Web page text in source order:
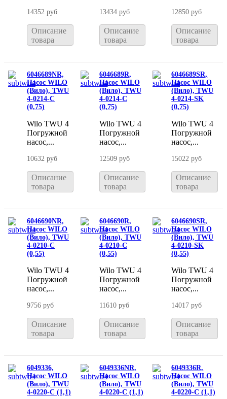
14352 руб
Описание
товара
13434 руб
Описание
товара
12850 руб
Описание
товара
6046689NR,
Насос WILO
(Вило), TWU
4-0214-C
(0,75)
Wilo TWU 4
Погружной
насос,...
10632 руб
Описание
товара
6046689R,
Насос WILO
(Вило), TWU
4-0214-C
(0,75)
Wilo TWU 4
Погружной
насос,...
12509 руб
Описание
товара
6046689SR,
Насос WILO
(Вило), TWU
4-0214-SK
(0,75)
Wilo TWU 4
Погружной
насос,...
15022 руб
Описание
товара
6046690NR,
Насос WILO
(Вило), TWU
4-0210-C
(0,55)
Wilo TWU 4
Погружной
насос,...
9756 руб
Описание
товара
6046690R,
Насос WILO
(Вило), TWU
4-0210-C
(0,55)
Wilo TWU 4
Погружной
насос,...
11610 руб
Описание
товара
6046690SR,
Насос WILO
(Вило), TWU
4-0210-SK
(0,55)
Wilo TWU 4
Погружной
насос,...
14017 руб
Описание
товара
6049336,
Насос WILO
(Вило), TWU
4-0220-C (1,1)
6049336NR,
Насос WILO
(Вило), TWU
4-0220-C (1,1)
6049336R,
Насос WILO
(Вило), TWU
4-0220-C (1,1)